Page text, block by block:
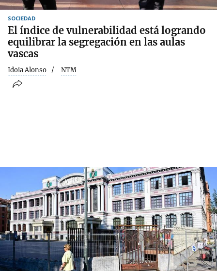
SOCIEDAD
El índice de vulnerabilidad está logrando
equilibrar la segregación en las aulas
vascas
Idoia Alonso NTM